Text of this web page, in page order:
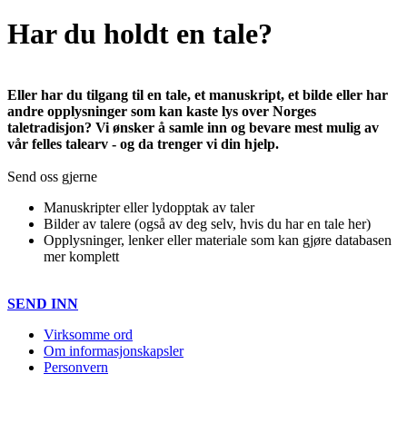
Har du holdt en tale?
Eller har du tilgang til en tale, et manuskript, et bilde eller har
andre opplysninger som kan kaste lys over Norges
taletradisjon? Vi ønsker å samle inn og bevare mest mulig av
vår felles talearv - og da trenger vi din hjelp.
Send oss gjerne
Manuskripter eller lydopptak av taler
Bilder av talere (også av deg selv, hvis du har en tale her)
Opplysninger, lenker eller materiale som kan gjøre databasen
mer komplett
SEND INN
Virksomme ord
Om informasjonskapsler
Personvern